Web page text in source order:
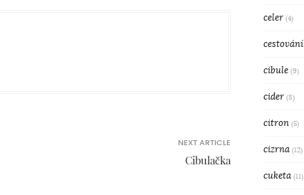
NEXT ARTICLE
Cibulačka
celer (4)
cestování
cibule (9)
cider (8)
citron (5)
cizrna (12)
cuketa (11)